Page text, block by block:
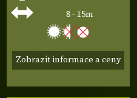
8 - 15m
Zobrazit informace a ceny